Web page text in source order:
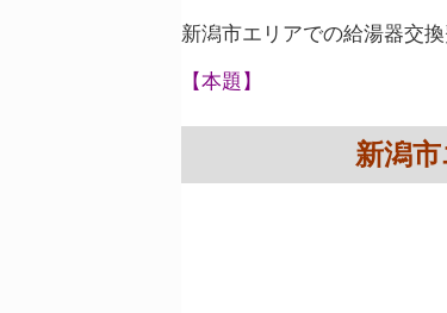
新潟市エリアでの給湯器交
【本題】
新潟